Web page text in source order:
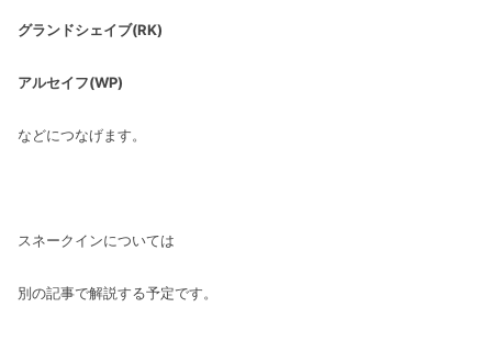
グランドシェイブ(RK)
アルセイフ(WP)
などにつなげます。
スネークインについては
別の記事で解説する予定です。